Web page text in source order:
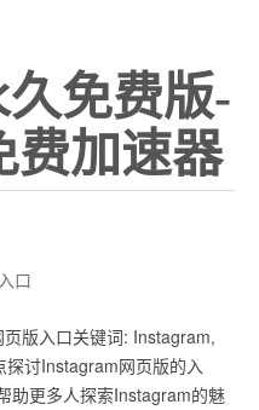
免费版-
费加速器
口
入口关键词: Instagram,
讨Instagram网页版的入
助更多人探索Instagram的魅